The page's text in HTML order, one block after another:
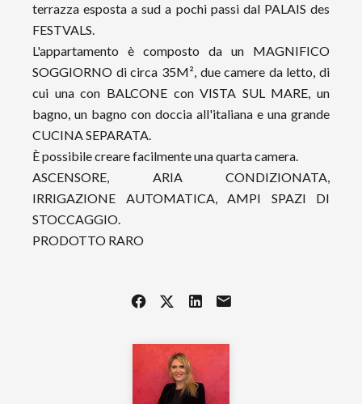
terrazza esposta a sud a pochi passi dal PALAIS des
FESTVALS.
L'appartamento è composto da un MAGNIFICO
SOGGIORNO di circa 35M², due camere da letto, di
cui una con BALCONE con VISTA SUL MARE, un
bagno, un bagno con doccia all'italiana e una grande
CUCINA SEPARATA.
È possibile creare facilmente una quarta camera.
ASCENSORE, ARIA CONDIZIONATA,
IRRIGAZIONE AUTOMATICA, AMPI SPAZI DI
STOCCAGGIO.
PRODOTTO RARO